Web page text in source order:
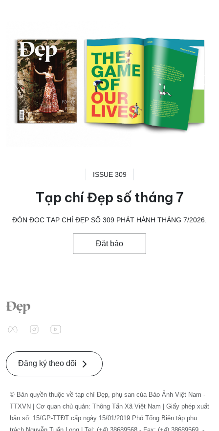
ISSUE 309
Tạp chí Đẹp số tháng 7
ĐÓN ĐỌC TẠP CHÍ ĐẸP SỐ 309 PHÁT HÀNH THÁNG 7/2026.
Đặt báo
Đăng ký theo dõi
© Bản quyền thuộc về tạp chí Đẹp, phụ san của Báo Ảnh Việt Nam -
TTXVN | Cơ quan chủ quản: Thông Tấn Xã Việt Nam | Giấy phép xuất
bản số: 15/GP-TTĐT cấp ngày 15/01/2019 Phó Tổng Biên tập phụ